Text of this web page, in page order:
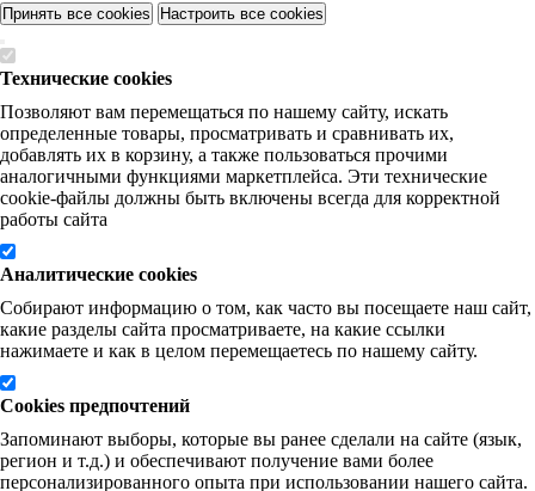
Принять все cookies Настроить все cookies
Технические cookies
Позволяют вам перемещаться по нашему сайту, искать
определенные товары, просматривать и сравнивать их,
добавлять их в корзину, а также пользоваться прочими
аналогичными функциями маркетплейса. Эти технические
cookie-файлы должны быть включены всегда для корректной
работы сайта
Аналитические cookies
Собирают информацию о том, как часто вы посещаете наш сайт,
какие разделы сайта просматриваете, на какие ссылки
нажимаете и как в целом перемещаетесь по нашему сайту.
Cookies предпочтений
Запоминают выборы, которые вы ранее сделали на сайте (язык,
регион и т.д.) и обеспечивают получение вами более
персонализированного опыта при использовании нашего сайта.